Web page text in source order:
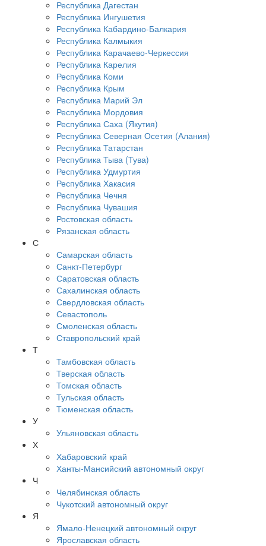
Республика Дагестан
Республика Ингушетия
Республика Кабардино-Балкария
Республика Калмыкия
Республика Карачаево-Черкессия
Республика Карелия
Республика Коми
Республика Крым
Республика Марий Эл
Республика Мордовия
Республика Саха (Якутия)
Республика Северная Осетия (Алания)
Республика Татарстан
Республика Тыва (Тува)
Республика Удмуртия
Республика Хакасия
Республика Чечня
Республика Чувашия
Ростовская область
Рязанская область
С
Самарская область
Санкт-Петербург
Саратовская область
Сахалинская область
Свердловская область
Севастополь
Смоленская область
Ставропольский край
Т
Тамбовская область
Тверская область
Томская область
Тульская область
Тюменская область
У
Ульяновская область
Х
Хабаровский край
Ханты-Мансийский автономный округ
Ч
Челябинская область
Чукотский автономный округ
Я
Ямало-Ненецкий автономный округ
Ярославская область